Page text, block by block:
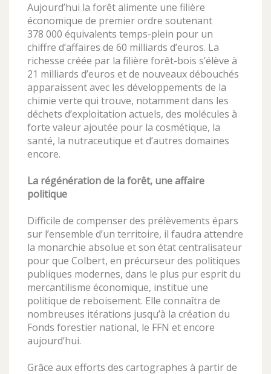
Aujourd’hui la forêt alimente une filière
économique de premier ordre soutenant
378 000 équivalents temps-plein pour un
chiffre d’affaires de 60 milliards d’euros. La
richesse créée par la filière forêt-bois s’élève à
21 milliards d’euros et de nouveaux débouchés
apparaissent avec les développements de la
chimie verte qui trouve, notamment dans les
déchets d’exploitation actuels, des molécules à
forte valeur ajoutée pour la cosmétique, la
santé, la nutraceutique et d’autres domaines
encore.
La régénération de la forêt, une affaire
politique
Difficile de compenser des prélèvements épars
sur l’ensemble d’un territoire, il faudra attendre
la monarchie absolue et son état centralisateur
pour que Colbert, en précurseur des politiques
publiques modernes, dans le plus pur esprit du
mercantilisme économique, institue une
politique de reboisement. Elle connaîtra de
nombreuses itérations jusqu’à la création du
Fonds forestier national, le FFN et encore
aujourd’hui.
Grâce aux efforts des cartographes à partir de